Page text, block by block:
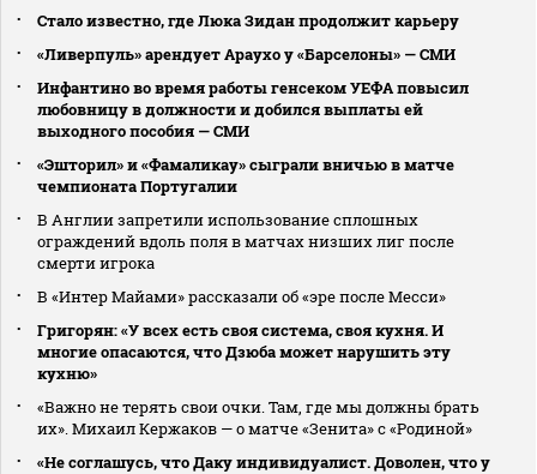
Стало известно, где Люка Зидан продолжит карьеру
«Ливерпуль» арендует Араухо у «Барселоны» — СМИ
Инфантино во время работы генсеком УЕФА повысил
любовницу в должности и добился выплаты ей
выходного пособия — СМИ
«Эшторил» и «Фамаликау» сыграли вничью в матче
чемпионата Португалии
В Англии запретили использование сплошных
ограждений вдоль поля в матчах низших лиг после
смерти игрока
В «Интер Майами» рассказали об «эре после Месси»
Григорян: «У всех есть своя система, своя кухня. И
многие опасаются, что Дзюба может нарушить эту
кухню»
«Важно не терять свои очки. Там, где мы должны брать
их». Михаил Кержаков — о матче «Зенита» с «Родиной»
«Не соглашусь, что Даку индивидуалист. Доволен, что у